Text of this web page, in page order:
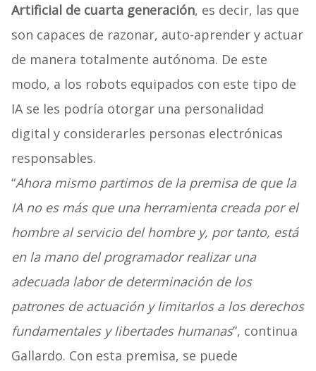
Artificial de cuarta generación, es decir, las que
son capaces de razonar, auto-aprender y actuar
de manera totalmente autónoma. De este
modo, a los robots equipados con este tipo de
IA se les podría otorgar una personalidad
digital y considerarles personas electrónicas
responsables.
“Ahora mismo partimos de la premisa de que la
IA no es más que una herramienta creada por el
hombre al servicio del hombre y, por tanto, está
en la mano del programador realizar una
adecuada labor de determinación de los
patrones de actuación y limitarlos a los derechos
fundamentales y libertades humanas”, continua
Gallardo. Con esta premisa, se puede